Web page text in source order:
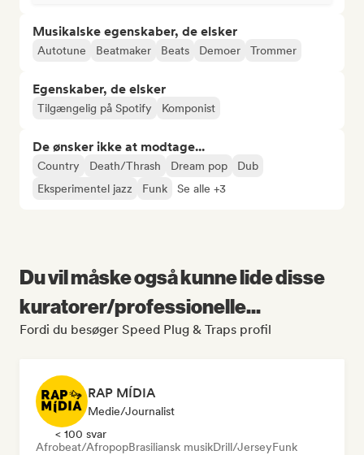
Musikalske egenskaber, de elsker
Autotune Beatmaker Beats Demoer Trommer
Egenskaber, de elsker
Tilgængelig på Spotify Komponist
De ønsker ikke at modtage...
Country Death/Thrash Dream pop
Dub
Eksperimentel jazz
Funk Se alle +3
Du vil måske også kunne lide disse
kuratorer/professionelle...
Fordi du besøger Speed Plug & Traps profil
RAP MÍDIA
Medie/journalist
< 100 svar
Afrobeat/AfropopBrasiliansk musikDrill/JerseyFunk